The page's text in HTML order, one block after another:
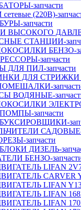
запчасти
(220В)-
запчасти
ВЫСОКОГО
СТАНЦИИ-
БЕНЗО-
запчасти
ДЛЯ ПИЛ-запчасти
ДЛЯ СТРИЖКИ
ВОДЯНЫЕ-
ЭЛЕКТРО-
запчасти
САДОВЫЕ-
запчасти
ДИЗЕЛЬ-
БЕНЗО-
LIFAN
CARVER
LIFAN
LIFAN
LIFAN